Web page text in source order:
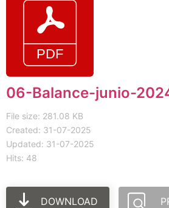
06-Balance-junio-
File size: 281.08 KB
Created: 31-07-2025
Updated: 31-07-2025
Hits: 48
DOWNLOAD